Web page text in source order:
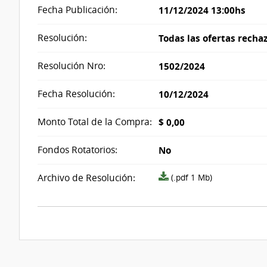
Fecha Publicación: 11/12/2024 13:00hs
Resolución: Todas las ofertas
Resolución Nro: 1502/2024
Fecha Resolución: 10/12/2024
Monto Total de la Compra: $ 0,00
Fondos Rotatorios: No
Archivo de Resolución:
Archivo
acta_1185126.pdf
(.pdf 1 Mb)